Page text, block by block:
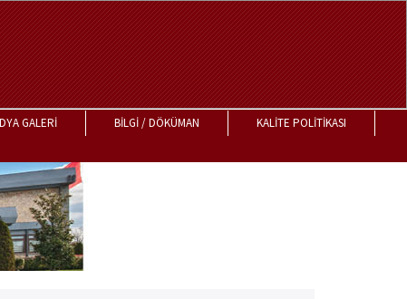
GALERİ BİLGİ / DÖKÜMAN
KALİTE POLİTİKASI